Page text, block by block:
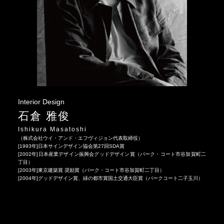
Interior Design
石倉 雅俊
Ishikura Masatoshi
（株式会社ウイ・アンド・エフヴィジョン代表取締役）
[1993年]日本サインデザイン協会第27回SDA賞
[2002年]日本産業デザイン振興会グッドデザイン賞（パーク・コート市谷加賀町二
丁目）
[2003年]東京建築賞 奨励賞（パーク・コート市谷加賀町二丁目）
[2004年]グッドデザイン賞、緑の都市賞国土交通大臣賞（パークコート二子玉川）